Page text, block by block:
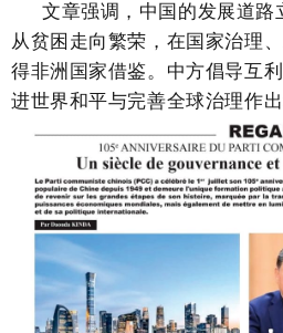
文章强调，中国的发展道路
从贫困走向繁荣，在国家治理
得非洲国家借鉴。中方倡导互
进世界和平与完善全球治理作出